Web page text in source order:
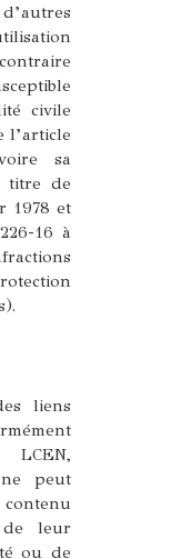
civile
l’article
sa
titre de
1978 et
16 à
liens
ne peut
contenu
de leur
ou de